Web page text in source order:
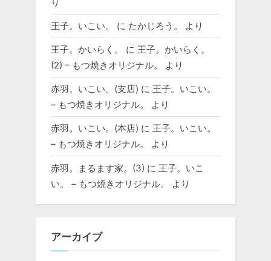
王子。いこい。 に たかじろう。 より
王子。かいらく。 に 王子。かいらく。
(2) – もつ焼きオリジナル。
より
赤羽。いこい。(支店) に 王子。いこい。
– もつ焼きオリジナル。
より
赤羽。いこい。(本店) に 王子。いこい。
– もつ焼きオリジナル。
より
赤羽。まるます家。(3) に 王子。いこ
い。 – もつ焼きオリジナル。
より
アーカイブ